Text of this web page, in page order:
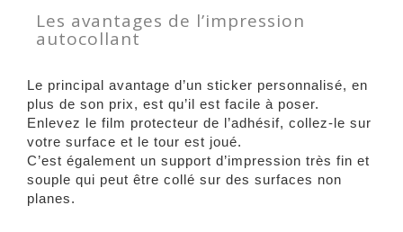
Les avantages de l’impression
autocollant
Le principal avantage d’un sticker personnalisé, en
plus de son prix, est qu’il est facile à poser.
Enlevez le film protecteur de l’adhésif, collez-le sur
votre surface et le tour est joué.
C’est également un support d’impression très fin et
souple qui peut être collé sur des surfaces non
planes.